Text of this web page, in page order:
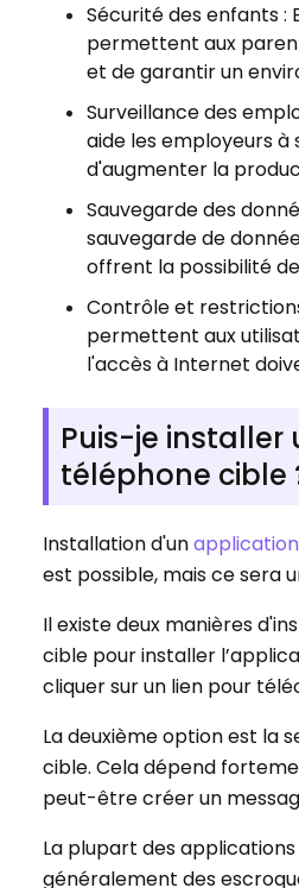
Sécurité des enfants
permettent aux
et de garantir un
Surveillance des
aide les employeurs
d'augmenter la
Sauvegarde des
sauvegarde de
offrent la possibilité
Contrôle et
permettent aux
l'accès à Internet
Puis-je installer
téléphone cible
Installation d'un
est possible, mais ce sera
Il existe deux manières
cible pour installer
cliquer sur un lien pour
La deuxième option est la
cible. Cela dépend
peut-être créer un
La plupart des
généralement des